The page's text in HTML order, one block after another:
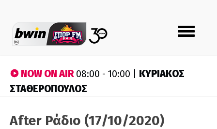
Toggle
navigation
NOW ON AIR08:00 - 10:00 | ΚΥΡΙΑΚΟΣ
ΣΤΑΘΕΡΟΠΟΥΛΟΣ
After Ράδιο (17/10/2020)